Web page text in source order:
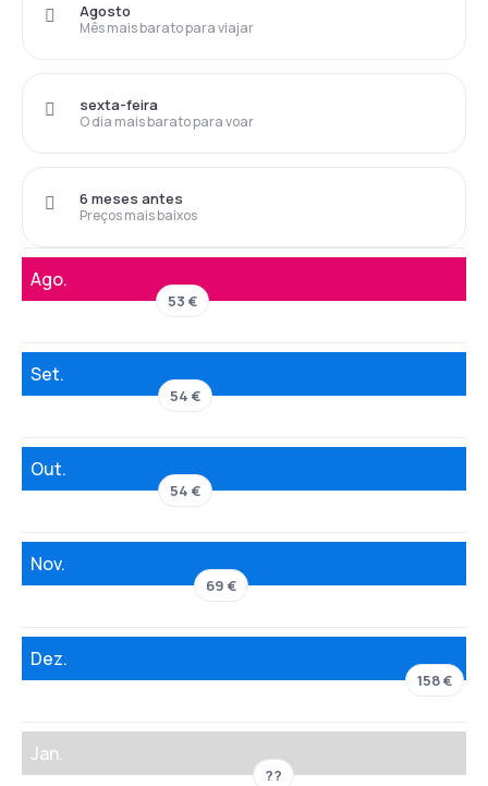
Mês mais barato para viajar
Agosto
O dia mais barato para voar
sexta-feira
Preços mais baixos
6 meses antes
Ago.
53 €
Set.
54 €
Out.
54 €
Nov.
69 €
Dez.
158 €
Jan.
??